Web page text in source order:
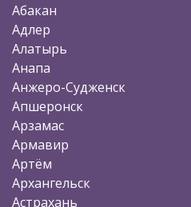
Абакан
Адлер
Алатырь
Анапа
Анжеро-Судженск
Апшеронск
Арзамас
Армавир
Артём
Архангельск
Астрахань